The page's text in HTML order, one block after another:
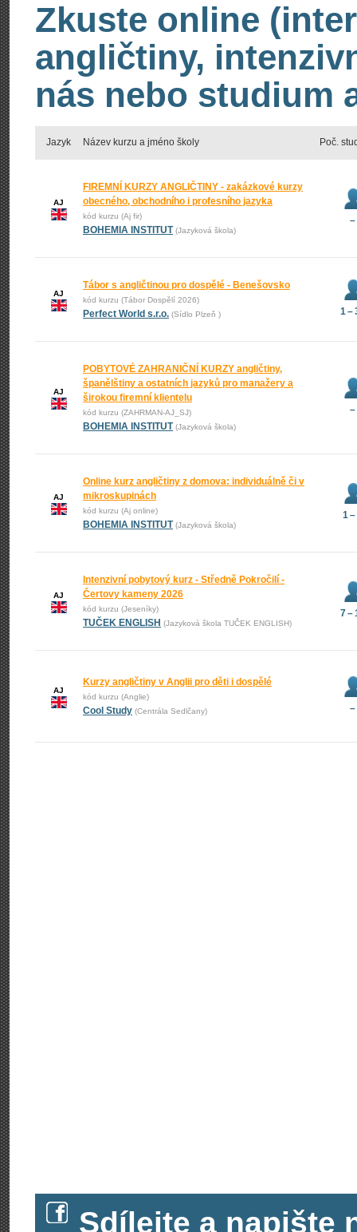
Zkuste online
angličtiny,
nás nebo studium
Jazyk Název kurzu a jméno školy Poč.
AJ
FIREMNÍ KURZY ANGLIČTINY - zakázkové kurzy
obecného, obchodního i profesního jazyka
kód kurzu (Aj fir)
BOHEMIA INSTITUT (Jazyková škola)
–
AJ
Tábor s angličtinou pro dospělé - Benešovsko
kód kurzu (Tábor Dospělí 2026)
Perfect World s.r.o. (Sídlo Plzeň ) 1 –
AJ
POBYTOVÉ ZAHRANIČNÍ KURZY angličtiny,
španělštiny a ostatních jazyků pro manažery a
širokou firemní klientelu
kód kurzu (ZAHRMAN-AJ_SJ)
BOHEMIA INSTITUT (Jazyková škola)
–
AJ
Online kurz angličtiny z domova: individuálně či v
mikroskupinách
kód kurzu (Aj online)
BOHEMIA INSTITUT (Jazyková škola)
1
AJ
Intenzivní pobytový kurz - Středně Pokročilí -
Čertovy kameny 2026
kód kurzu (Jeseníky)
TUČEK ENGLISH (Jazyková škola TUČEK ENGLISH)
7 –
AJ
Kurzy angličtiny v Anglii pro děti i dospělé
kód kurzu (Anglie)
Cool Study (Centrála Sedlčany) –
Sdílejte a napište